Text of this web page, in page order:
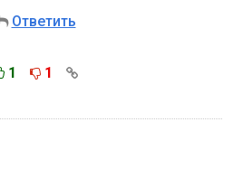
Ответить
1 1